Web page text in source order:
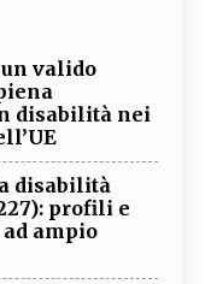
un valido
disabilità nei
disabilità
profili e
ampio